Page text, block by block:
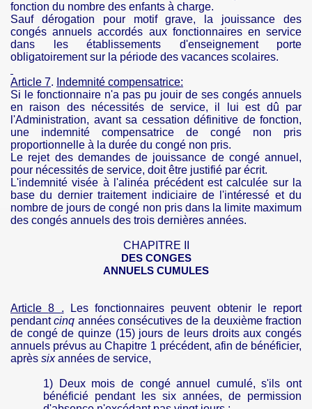
fonction du nombre des enfants à charge.
Sauf dérogation pour motif grave, la jouissance des
congés annuels accordés aux fonctionnaires en service
dans les établissements d'enseignement porte
obligatoirement sur la période des vacances scolaires.
Article 7. Indemnité compensatrice:
Si le fonctionnaire n'a pas pu jouir de ses congés annuels
en raison des nécessités de service, il lui est dû par
l'Administration, avant sa cessation définitive de fonction,
une indemnité compensatrice de congé non pris
proportionnelle à la durée du congé non pris.
Le rejet des demandes de jouissance de congé annuel,
pour nécessités de service, doit être justifié par écrit.
L'indemnité visée à l'alinéa précédent est calculée sur la
base du dernier traitement indiciaire de l'intéressé et du
nombre de jours de congé non pris dans la limite maximum
des congés annuels des trois dernières années.
CHAPITRE II
DES CONGES
ANNUELS CUMULES
Article8 . Les fonctionnaires peuvent obtenir le report
pendantcinq années consécutives de la deuxième fraction
de congé de quinze (15) jours de leurs droits aux congés
annuels prévus au Chapitre 1 précédent, afin de bénéficier,
après sixannées de service,
1) Deux mois de congé annuel cumulé, s'ils ont
bénéficié pendant les six années, de permission